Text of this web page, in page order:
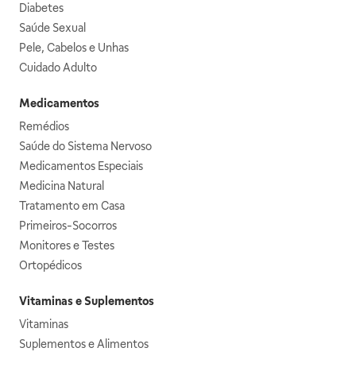
Diabetes
Saúde Sexual
Pele, Cabelos e Unhas
Cuidado Adulto
Medicamentos
Remédios
Saúde do Sistema Nervoso
Medicamentos Especiais
Medicina Natural
Tratamento em Casa
Primeiros-Socorros
Monitores e Testes
Ortopédicos
Vitaminas e Suplementos
Vitaminas
Suplementos e Alimentos